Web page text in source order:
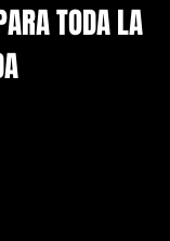
TODA LA